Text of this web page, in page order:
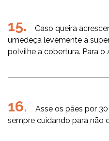
Caso queira
umedeça levemente a
polvilhe a cobertura. Para o
Asse os pães por
sempre cuidando para não